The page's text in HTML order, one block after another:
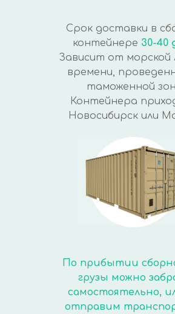
Срок доставки в
контейнере 30-40
Зависит от морской
времени,
таможенной
Контейнера
Новосибирск или
По прибытии
грузы можно
самостоятельно,
отправим